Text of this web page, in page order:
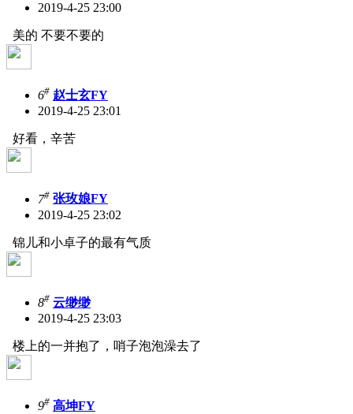
2019-4-25 23:00
美的 不要不要的
6# 赵士玄FY
2019-4-25 23:01
好看，辛苦
7# 张玫娘FY
2019-4-25 23:02
锦儿和小卓子的最有气质
8# 云缈缈
2019-4-25 23:03
楼上的一并抱了，哨子泡泡澡去了
9# 高坤FY